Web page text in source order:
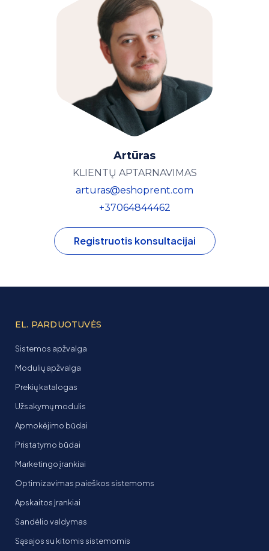
Artūras
KLIENTŲ APTARNAVIMAS
arturas@eshoprent.com
+37064844462
Registruotis konsultacijai
EL. PARDUOTUVĖS
Sistemos apžvalga
Modulių apžvalga
Prekių katalogas
Užsakymų modulis
Apmokėjimo būdai
Pristatymo būdai
Marketingo įrankiai
Optimizavimas paieškos sistemoms
Apskaitos įrankiai
Sandėlio valdymas
Sąsajos su kitomis sistemomis